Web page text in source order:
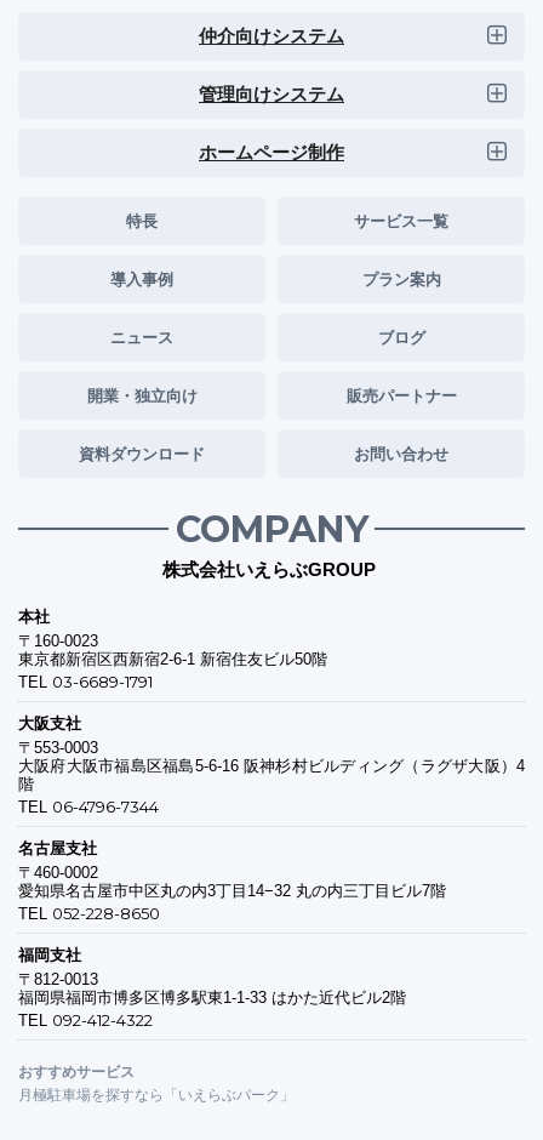
仲介向けシステム
管理向けシステム
ホームページ制作
特長 サービス一覧
導入事例 プラン案内
ニュース ブログ
開業・独立向け 販売パートナー
資料ダウンロード お問い合わせ
COMPANY
株式会社いえらぶGROUP
本社
〒160-0023
東京都新宿区西新宿2-6-1 新宿住友ビル50階
TEL 03-6689-1791
大阪支社
〒553-0003
大阪府大阪市福島区福島5-6-16 阪神杉村ビルディング（ラグザ大阪）4
階
TEL 06-4796-7344
名古屋支社
〒460-0002
愛知県名古屋市中区丸の内3丁目14−32 丸の内三丁目ビル7階
TEL 052-228-8650
福岡支社
〒812-0013
福岡県福岡市博多区博多駅東1-1-33 はかた近代ビル2階
TEL 092-412-4322
おすすめサービス
月極駐車場を探すなら「いえらぶパーク」